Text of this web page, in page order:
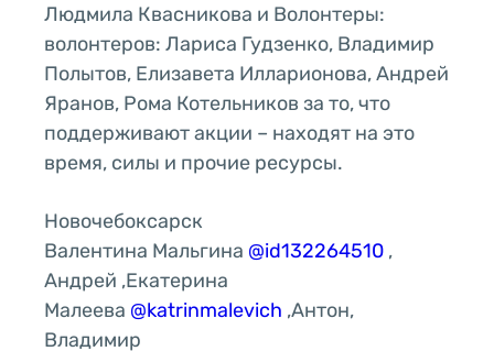
Людмила Квасникова и Волонтеры:
волонтеров: Лариса Гудзенко, Владимир
Полытов, Елизавета Илларионова, Андрей
Яранов, Рома Котельников за то, что
поддерживают акции – находят на это
время, силы и прочие ресурсы.
Новочебоксарск
Валентина Мальгина @id132264510 ,
Андрей ,Екатерина
Малеева @katrinmalevich ,Антон,
Владимир